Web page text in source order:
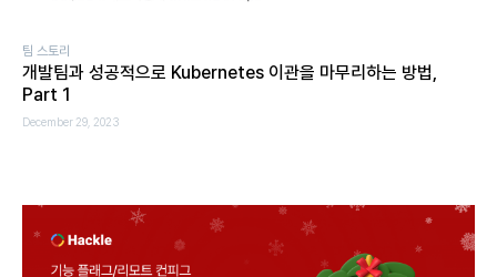
팀 스토리
개발팀과 성공적으로 Kubernetes 이관을 마무리하는 방법,
Part 1
December 29, 2023